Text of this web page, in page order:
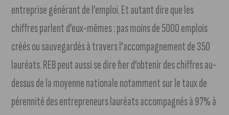
entreprise générant de l’emploi. Et autant dire que les
chiffres parlent d’eux-mêmes : pas moins de 5000 emplois
créés ou sauvegardés à travers l’accompagnement de 350
lauréats. REB peut aussi se dire fier d’obtenir des chiffres au-
dessus de la moyenne nationale notamment sur le taux de
pérennité des entrepreneurs lauréats accompagnés à 97% à